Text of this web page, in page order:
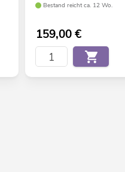
Bestand reicht ca. 12 Wo.
159,00€